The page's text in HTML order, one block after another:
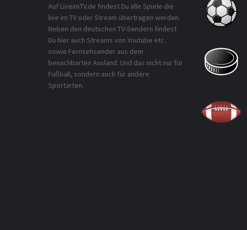
Auf LiveimTV.de findest Du alle Spiele die
live im TV oder Stream übertragen werden.
Neben den deutschen TV-Sendern findest
Du hier auch Streams von Youtube etc.
sowie Fernsehsender aus dem
benachbarten Ausland. Und das nicht nur für
Fußball, sondern auch für andere
Sportarten.